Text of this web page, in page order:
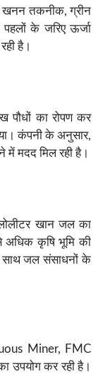
खनन तकनीक, ग्रीन
के जरिए ऊर्जा
है।
पौधों का रोपण कर
कंपनी के अनुसार,
में मदद मिल रही है।
खान जल का
अधिक कृषि भूमि की
साथ जल संसाधनों के
Miner, FMC
कर रही है।